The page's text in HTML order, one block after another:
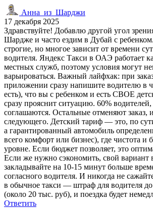
Анна_из_Шарджи
17 декабря 2025
Здравствуйте! Добавлю другой угол
Шардже и часто ездим в Дубай с
строгие, но многое зависит от времени
водителя. Яндекс Такси в ОАЭ работает
местных служб, поэтому условия могут
варьироваться. Важный лайфхак: при
приложении сразу напишите водителю в
есть), что вы с ребенком и есть СВОЕ
сразу прояснит ситуацию. 60%
соглашаются. Остальные отменяют заказ,
следующего. Детский тариф — это, по
а гарантированный автомобиль
всего комфорт или бизнес), где чистота и
уровне. Если бюджет позволяет, это
Если же нужно сэкономить, свой вариант
закладывайте на 10-15 минут больше
согласного водителя. И никогда не
в обычное такси — штраф для водителя
(около 20 тыс. руб), и поездка будет
Ответить